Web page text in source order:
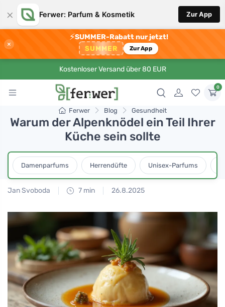
× Ferwer: Parfum & Kosmetik Zur App
×
⚡SUMMER-Rabatt nur jetzt!
SUMMER Zur App
Kostenloser Versand über 80 EUR
0
Ferwer Blog Gesundheit
Warum der Alpenknödel ein Teil Ihrer
Küche sein sollte
Damenparfums Herrendüfte Unisex-Parfums
Jan Svoboda 7 min 26.8.2025